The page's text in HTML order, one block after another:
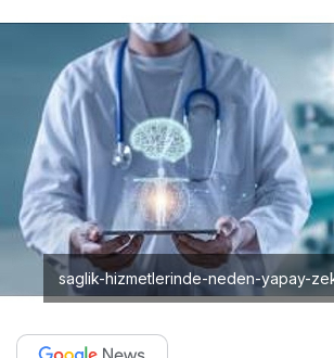
saglik-hizmetlerinde-neden-yapay-